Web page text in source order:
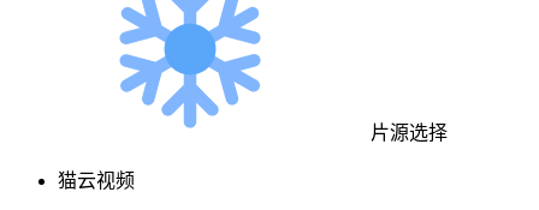
片源选择
猫云视频